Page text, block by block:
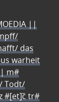
||
das
warheit
m#
Todt/
#[et]c̃ tr#